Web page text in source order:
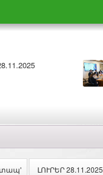
լույս 27.11.2025
ԼՈՒՐԵՐ 28.11.2025